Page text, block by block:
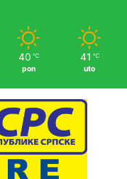
40 ℃
pon
41 ℃
uto